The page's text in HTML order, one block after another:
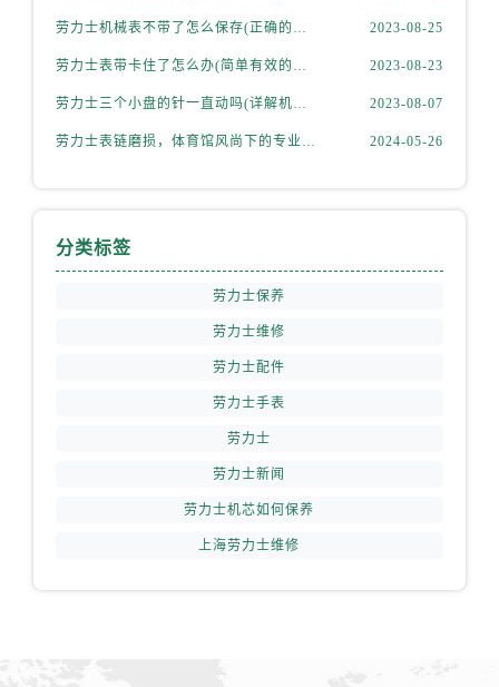
2023-08-25
2023-08-23
2023-08-07
2024-05-26
分类标签
劳力士保养
劳力士维修
劳力士配件
劳力士手表
劳力士
劳力士新闻
劳力士机芯如何保养
上海劳力士维修